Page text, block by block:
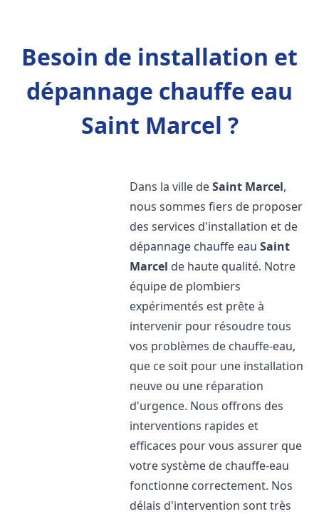
Besoin de installation et
dépannage chauffe eau
Saint Marcel ?
Dans la ville deSaint Marcel,
nous sommes fiers de proposer
des services d'installation et de
dépannage chauffe eauSaint
Marcel de haute qualité. Notre
équipe de plombiers
expérimentés est prête à
intervenir pour résoudre tous
vos problèmes de chauffe-eau,
que ce soit pour une installation
neuve ou une réparation
d'urgence. Nous offrons des
interventions rapides et
efficaces pour vous assurer que
votre système de chauffe-eau
fonctionne correctement. Nos
délais d'intervention sont très